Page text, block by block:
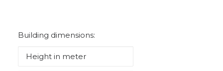
Building dimensions: